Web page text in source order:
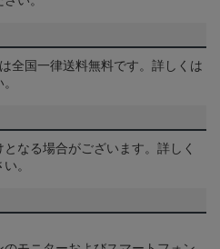
全国一律送料無料です。詳しくは
なる場合がございます。詳しく
。